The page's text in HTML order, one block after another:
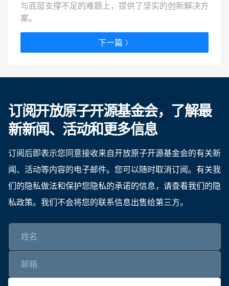
与底层支撑不足的难题上，提供了坚实的创新解决方
案。
下一篇
订阅开放原子开源基金会，了解最
新新闻、活动和更多信息
订阅后即表示您同意接收来自开放原子开源基金会的有关新
闻、活动等内容的电子邮件。您可以随时取消订阅。有关我
们的隐私做法和保护您隐私的承诺的信息，请查看我们的隐
私政策。我们不会将您的联系信息出售给第三方。